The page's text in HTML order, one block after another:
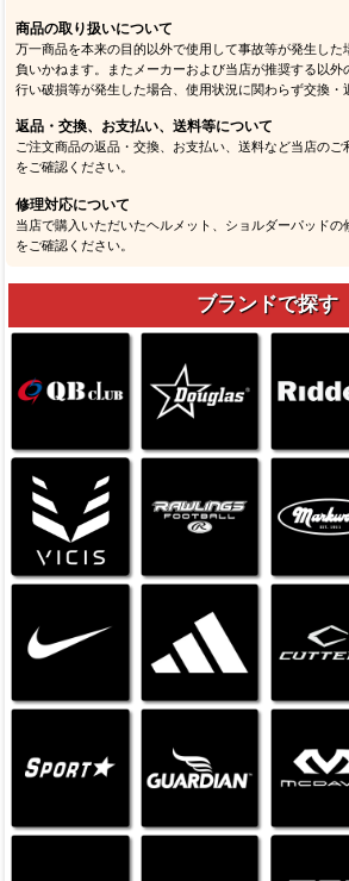
商品の取り扱いについて
万一商品を本来の目的以外で使用して事故等が発生した
負いかねます。またメーカーおよび当店が推奨する以外
行い破損等が発生した場合、使用状況に関わらず交換・
返品・交換、お支払い、送料等について
ご注文商品の返品・交換、お支払い、送料など当店のご
をご確認ください。
修理対応について
当店で購入いただいたヘルメット、ショルダーパッドの
をご確認ください。
ブランドで探す